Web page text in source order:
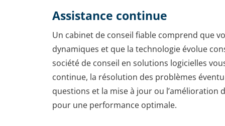
Assistance continue
Un cabinet de conseil fiable comprend que
dynamiques et que la technologie évolue
société de conseil en solutions logicielles
continue, la résolution des problèmes
questions et la mise à jour ou l’amélioration
pour une performance optimale.